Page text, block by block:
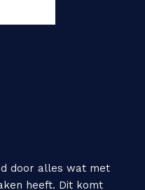
door alles wat met
heeft. Dit komt